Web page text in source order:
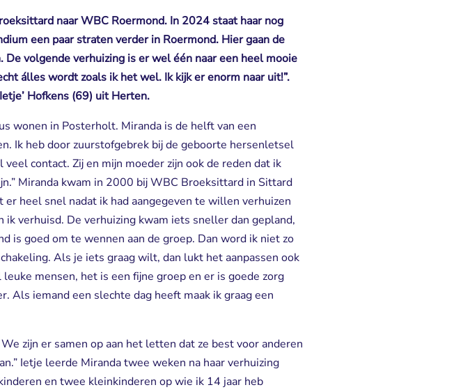
naar WBC Roermond. In 2024 staat haar nog
een paar straten verder in Roermond. Hier gaan de
volgende verhuizing is er wel één naar een heel mooie
álles wordt zoals ik het wel. Ik kijk er enorm naar uit!”.
Hofkens (69) uit Herten.
wonen in Posterholt. Miranda is de helft van een
Ik heb door zuurstofgebrek bij de geboorte hersenletsel
contact. Zij en mijn moeder zijn ook de reden dat ik
Miranda kwam in 2000 bij WBC Broeksittard in Sittard
heel snel nadat ik had aangegeven te willen verhuizen
verhuisd. De verhuizing kwam iets sneller dan gepland,
is goed om te wennen aan de groep. Dan word ik niet zo
Als je iets graag wilt, dan lukt het aanpassen ook
mensen, het is een fijne groep en er is goede zorg
Als iemand een slechte dag heeft maak ik graag een
zijn er samen op aan het letten dat ze best voor anderen
Ietje leerde Miranda twee weken na haar verhuizing
en twee kleinkinderen op wie ik 14 jaar heb